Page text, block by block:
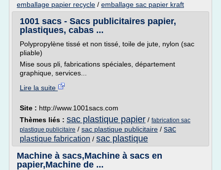
emballage papier recycle / emballage sac papier kraft
1001 sacs - Sacs publicitaires papier,
plastiques, cabas ...
Polypropylène tissé et non tissé, toile de jute, nylon (sac
pliable)
Mise sous pli, fabrications spéciales, département
graphique, services...
Lire la suite
Site : http://www.1001sacs.com
Thèmes liés : sac plastique papier / fabrication sac
plastique publicitaire / sac plastique publicitaire / sac
plastique fabrication / sac plastique
Machine à sacs,Machine à sacs en
papier,Machine de ...